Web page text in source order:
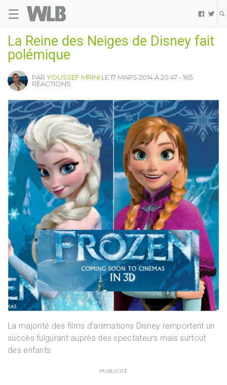
☰  
La Reine des Neiges de Disney fait
polémique
PAR YOUSSEF MRINI LE 17 MARS 2014 À 20:47 - 165
RÉACTIONS
La majorité des films d’animations Disney remportent un
succès fulgurant auprès des spectateurs mais surtout
des enfants.
PUBLICITÉ